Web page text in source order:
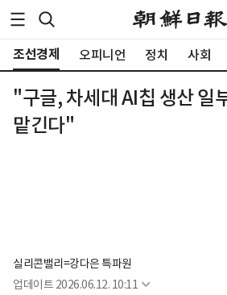
조선경제 오피니언 정치 사회
"구글, 차세대 AI칩 생산 일
맡긴다"
실리콘밸리=강다은 특파원
업데이트 2026.06.12. 10:11